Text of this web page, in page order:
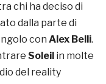
chi ha deciso di
dalla parte di
con Alex Belli.
Soleil in molte
del reality